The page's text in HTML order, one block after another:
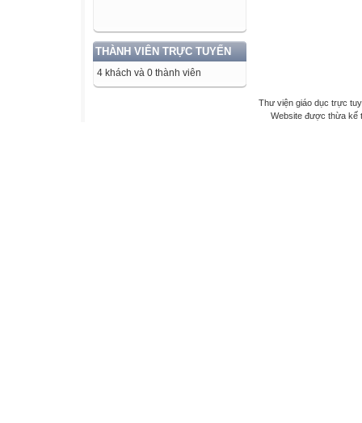
THÀNH VIÊN TRỰC TUYẾN
4 khách và 0 thành viên
Thư viện giáo dục trực
Website được thừa kế